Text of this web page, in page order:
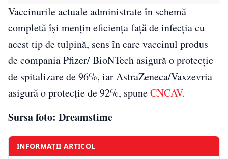
Vaccinurile actuale administrate în schemă
completă își mențin eficiența față de infecția cu
acest tip de tulpină, sens în care vaccinul produs
de compania Pfizer/ BioNTech asigură o protecție
de spitalizare de 96%, iar AstraZeneca/Vaxzevria
asigură o protecție de 92%, spuneCNCAV.
Sursa foto: Dreamstime
INFORMAȚII ARTICOL